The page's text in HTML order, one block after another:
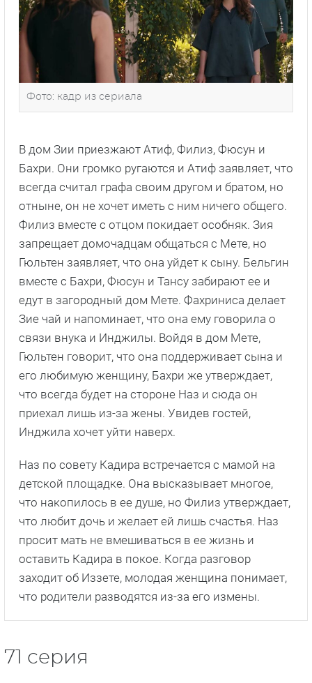
Фото: кадр из сериала
В дом Зии приезжают Атиф, Филиз, Фюсун и
Бахри. Они громко ругаются и Атиф заявляет, что
всегда считал графа своим другом и братом, но
отныне, он не хочет иметь с ним ничего общего.
Филиз вместе с отцом покидает особняк. Зия
запрещает домочадцам общаться с Мете, но
Гюльтен заявляет, что она уйдет к сыну. Бельгин
вместе с Бахри, Фюсун и Тансу забирают ее и
едут в загородный дом Мете. Фахриниса делает
Зие чай и напоминает, что она ему говорила о
связи внука и Инджилы. Войдя в дом Мете,
Гюльтен говорит, что она поддерживает сына и
его любимую женщину, Бахри же утверждает,
что всегда будет на стороне Наз и сюда он
приехал лишь из-за жены. Увидев гостей,
Инджила хочет уйти наверх.
Наз по совету Кадира встречается с мамой на
детской площадке. Она высказывает многое,
что накопилось в ее душе, но Филиз утверждает,
что любит дочь и желает ей лишь счастья. Наз
просит мать не вмешиваться в ее жизнь и
оставить Кадира в покое. Когда разговор
заходит об Иззете, молодая женщина понимает,
что родители разводятся из-за его измены.
71 серия